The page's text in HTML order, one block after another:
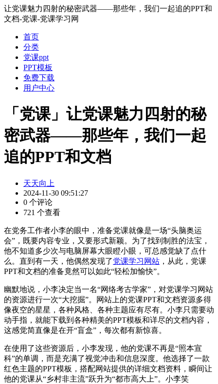
让党课魅力四射的秘密武器——那些年，我们一起追的PPT和
文档-党课-党课学习网
首页
分类
党课ppt
PPT模板
免费下载
用户中心
「党课」让党课魅力四射的秘
密武器——那些年，我们一起
追的PPT和文档
天天向上
2024-11-30 09:51:27
0 个评论
721 个查看
在党务工作者小李的眼中，准备党课就像是一场“头脑奥运
会”，既要内容专业，又要形式新颖。为了找到制胜的法宝，
他不知道多少次与电脑屏幕大眼瞪小眼，可总感觉缺了点什
么。直到有一天，他偶然发现了党课学习网站 ，从此，党课
PPT和文档的准备竟然可以如此“轻松加愉快”。
幽默地说，小李决定当一名“网络考古学家”，对党课学习网站
的资源进行一次“大挖掘”。网站上的党课PPT和文档资源多得
像夜空的星星，各种风格、各种主题应有尽有。小李只需要动
动手指，就能下载到各种精美的PPT模板和详尽的文档内容，
这感觉简直像是在开“盲盒”，每次都有新惊喜。
在使用了这些资源后，小李发现，他的党课不再是“照本宣
科”的单调，而是充满了视觉冲击和信息深度。他选择了一款
红色主题的PPT模板，搭配网站提供的详细文档资料，瞬间让
他的党课从“乡村非主流”跃升为“都市高大上”。小李笑